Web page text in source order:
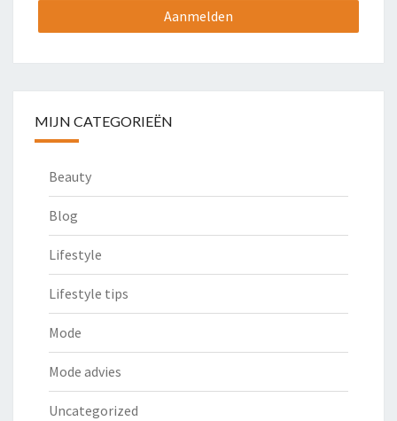
MIJN CATEGORIEËN
Beauty
Blog
Lifestyle
Lifestyle tips
Mode
Mode advies
Uncategorized